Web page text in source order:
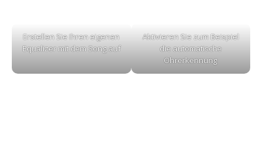
Erstellen Sie Ihren eigenen
Equalizer mit dem Song auf
Aktivieren Sie zum Beispiel
die automatische
Ohrerkennung